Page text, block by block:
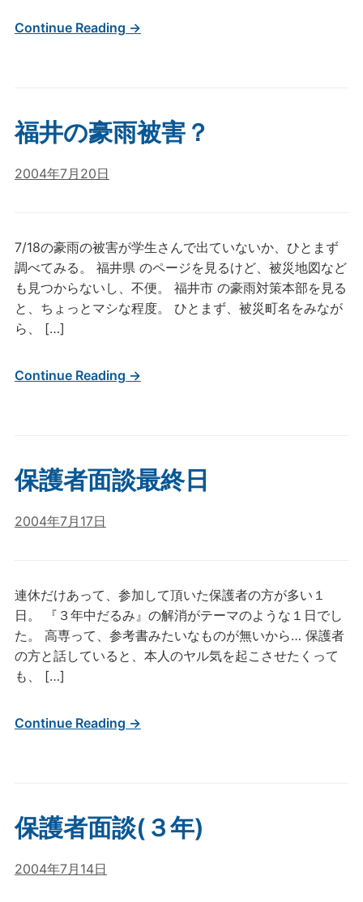
Continue Reading →
福井の豪雨被害？
2004年7月20日
7/18の豪雨の被害が学生さんで出ていないか、ひとまず
調べてみる。 福井県 のページを見るけど、被災地図など
も見つからないし、不便。 福井市 の豪雨対策本部を見る
と、ちょっとマシな程度。 ひとまず、被災町名をみなが
ら、 […]
Continue Reading →
保護者面談最終日
2004年7月17日
連休だけあって、参加して頂いた保護者の方が多い１
日。 『３年中だるみ』の解消がテーマのような１日でし
た。 高専って、参考書みたいなものが無いから… 保護者
の方と話していると、本人のヤル気を起こさせたくって
も、 […]
Continue Reading →
保護者面談(３年)
2004年7月14日